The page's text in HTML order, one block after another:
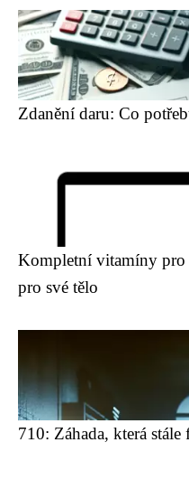
Zdanění daru: Co
Kompletní vitamíny pro
pro své tělo
710: Záhada, která stále